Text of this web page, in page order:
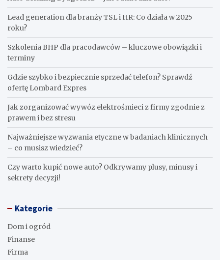
Lead generation dla branży TSL i HR: Co działa w 2025
roku?
Szkolenia BHP dla pracodawców – kluczowe obowiązki i
terminy
Gdzie szybko i bezpiecznie sprzedać telefon? Sprawdź
ofertę Lombard Expres
Jak zorganizować wywóz elektrośmieci z firmy zgodnie z
prawem i bez stresu
Najważniejsze wyzwania etyczne w badaniach klinicznych
– co musisz wiedzieć?
Czy warto kupić nowe auto? Odkrywamy plusy, minusy i
sekrety decyzji!
Kategorie
Dom i ogród
Finanse
Firma